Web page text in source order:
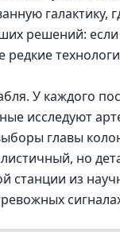
галактику,
решений:
У каждого
исследуют
главы
но
станции из